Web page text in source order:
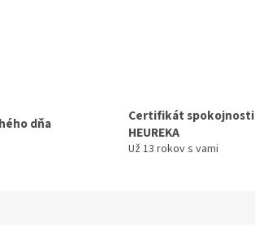
dňa
Certifikát spokojnosti
HEUREKA
Už 13 rokov s vami